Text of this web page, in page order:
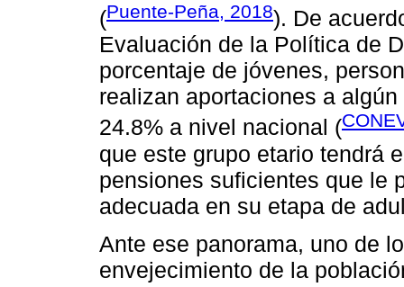
(Puente-Peña, 2018). De
Evaluación de la Política de
porcentaje de jóvenes,
realizan aportaciones a
24.8% a nivel nacional (
que este grupo etario tendrá
pensiones suficientes que le
adecuada en su etapa de
Ante ese panorama, uno de
envejecimiento de la